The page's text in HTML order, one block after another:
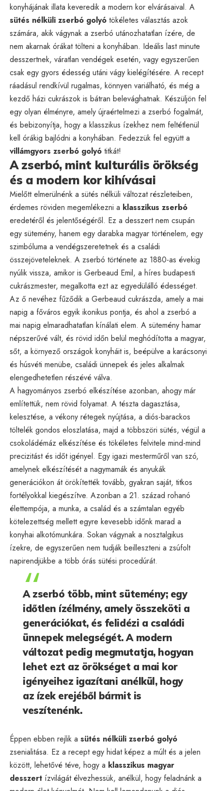
konyhájának illata keveredik a modern kor elvárásaival. A
sütés nélküli zserbó golyó tökéletes választás azok
számára, akik vágynak a zserbó utánozhatatlan ízére, de
nem akarnak órákat tölteni a konyhában. Ideális last minute
desszertnek, váratlan vendégek esetén, vagy egyszerűen
csak egy gyors édesség utáni vágy kielégítésére. A recept
ráadásul rendkívül rugalmas, könnyen variálható, és még a
kezdő házi cukrászok is bátran belevághatnak. Készüljön fel
egy olyan élményre, amely újraértelmezi a zserbó fogalmát,
és bebizonyítja, hogy a klasszikus ízekhez nem feltétlenül
kell órákig bajlódni a konyhában. Fedezzük fel együtt a
villámgyors zserbó golyó titkát!
A zserbó, mint kulturális örökség
és a modern kor kihívásai
Mielőtt elmerülnénk a sütés nélküli változat részleteiben,
érdemes röviden megemlékezni a klasszikus zserbó
eredetéről és jelentőségéről. Ez a desszert nem csupán
egy sütemény, hanem egy darabka magyar történelem, egy
szimbóluma a vendégszeretetnek és a családi
összejöveteleknek. A zserbó története az 1880-as évekig
nyúlik vissza, amikor is Gerbeaud Emil, a híres budapesti
cukrászmester, megalkotta ezt az egyedülálló édességet.
Az ő nevéhez fűződik a Gerbeaud cukrászda, amely a mai
napig a főváros egyik ikonikus pontja, és ahol a zserbó a
mai napig elmaradhatatlan kínálati elem. A sütemény hamar
népszerűvé vált, és rövid időn belül meghódította a magyar,
sőt, a környező országok konyháit is, beépülve a karácsonyi
és húsvéti menübe, családi ünnepek és jeles alkalmak
elengedhetetlen részévé válva.
A hagyományos zserbó elkészítése azonban, ahogy már
említettük, nem rövid folyamat. A tészta dagasztása,
kelesztése, a vékony rétegek nyújtása, a diós-barackos
töltelék gondos eloszlatása, majd a többszöri sütés, végül a
csokoládémáz elkészítése és tökéletes felvitele mind-mind
precizitást és időt igényel. Egy igazi mesterműről van szó,
amelynek elkészítését a nagymamák és anyukák
generációkon át örökítették tovább, gyakran saját, titkos
fortélyokkal kiegészítve. Azonban a 21. század rohanó
élettempója, a munka, a család és a számtalan egyéb
kötelezettség mellett egyre kevesebb időnk marad a
konyhai alkotómunkára. Sokan vágynak a nosztalgikus
ízekre, de egyszerűen nem tudják beilleszteni a zsúfolt
napirendjükbe a több órás sütési procedúrát.
A zserbó több, mint sütemény; egy
időtlen ízélmény, amely összeköti a
generációkat, és felidézi a családi
ünnepek melegségét. A modern
változat pedig megmutatja, hogyan
lehet ezt az örökséget a mai kor
igényeihez igazítani anélkül, hogy
az ízek erejéből bármit is
veszítenénk.
Éppen ebben rejlik a sütés nélküli zserbó golyó
zsenialitása. Ez a recept egy hidat képez a múlt és a jelen
között, lehetővé téve, hogy a klasszikus magyar
desszert ízvilágát élvezhessük, anélkül, hogy feladnánk a